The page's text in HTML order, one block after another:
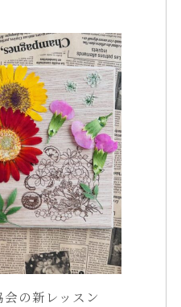
の新レッスン